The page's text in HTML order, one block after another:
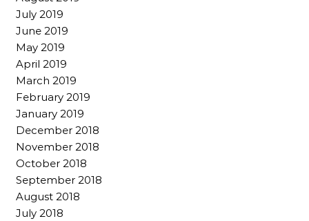
July 2019
June 2019
May 2019
April 2019
March 2019
February 2019
January 2019
December 2018
November 2018
October 2018
September 2018
August 2018
July 2018